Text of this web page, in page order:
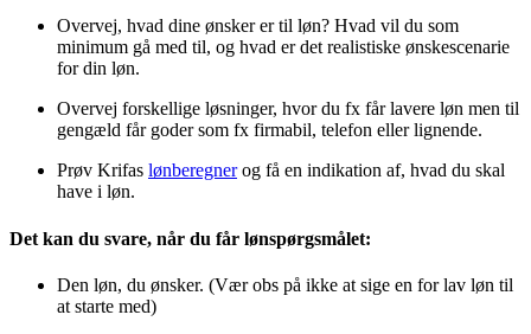
Overvej, hvad dine ønsker er til løn? Hvad vil du som
minimum gå med til, og hvad er det realistiske ønskescenarie
for din løn.
Overvej forskellige løsninger, hvor du fx får lavere løn men til
gengæld får goder som fx firmabil, telefon eller lignende.
Prøv Krifas lønberegnerog få en indikation af, hvad du skal
have i løn.
Det kan du svare, når du får lønspørgsmålet:
Den løn, du ønsker. (Vær obs på ikke at sige en for lav løn til
at starte med)